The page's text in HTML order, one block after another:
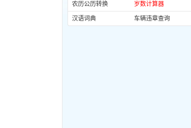
农历公历转换 岁数计算器
汉语词典 车辆违章查询